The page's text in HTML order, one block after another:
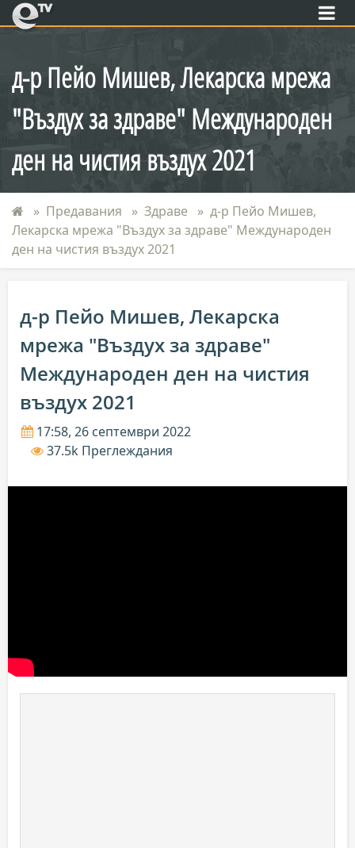
eTV
д-р Пейо Мишев, Лекарска мрежа
"Въздух за здраве" Международен
ден на чистия въздух 2021
Предавания Здраве
д-р Пейо Мишев,
Лекарска мрежа "Въздух за здраве" Международен
ден на чистия въздух 2021
д-р Пейо Мишев, Лекарска
мрежа "Въздух за здраве"
Международен ден на чистия
въздух 2021
17:58, 26 септември 2022
37.5k Преглеждания